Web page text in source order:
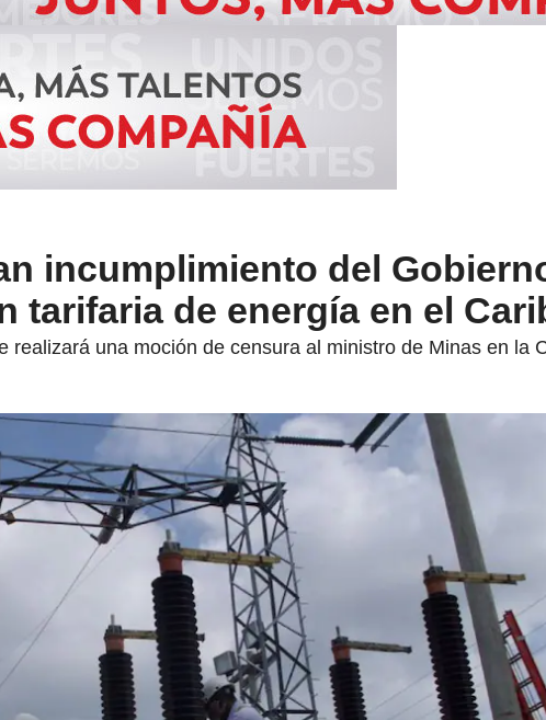
incumplimiento del
tarifaria de energía en el
realizará una moción de censura al ministro de Minas en la